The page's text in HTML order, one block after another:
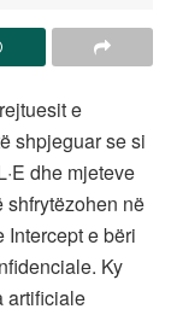
e
shpjeguar se si
dhe mjeteve
shfrytëzohen në
Intercept e bëri
Ky
artificiale